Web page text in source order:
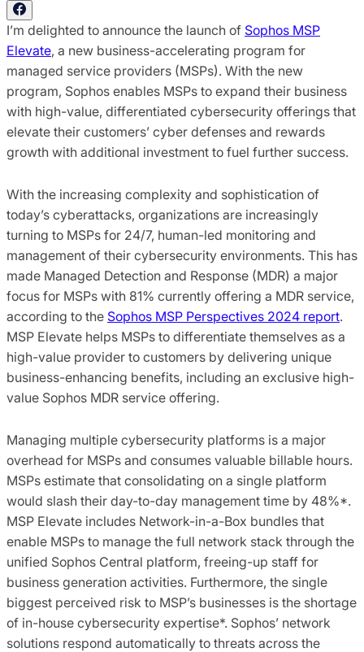
I’m delighted to announce the launch of Sophos MSP
Elevate, a new business-accelerating program for
managed service providers (MSPs). With the new
program, Sophos enables MSPs to expand their business
with high-value, differentiated cybersecurity offerings that
elevate their customers’ cyber defenses and rewards
growth with additional investment to fuel further success.
With the increasing complexity and sophistication of
today’s cyberattacks, organizations are increasingly
turning to MSPs for 24/7, human-led monitoring and
management of their cybersecurity environments. This has
made Managed Detection and Response (MDR) a major
focus for MSPs with 81% currently offering a MDR service,
according to the Sophos MSP Perspectives 2024 report.
MSP Elevate helps MSPs to differentiate themselves as a
high-value provider to customers by delivering unique
business-enhancing benefits, including an exclusive high-
value Sophos MDR service offering.
Managing multiple cybersecurity platforms is a major
overhead for MSPs and consumes valuable billable hours.
MSPs estimate that consolidating on a single platform
would slash their day-to-day management time by 48%*.
MSP Elevate includes Network-in-a-Box bundles that
enable MSPs to manage the full network stack through the
unified Sophos Central platform, freeing-up staff for
business generation activities. Furthermore, the single
biggest perceived risk to MSP’s businesses is the shortage
of in-house cybersecurity expertise*. Sophos’ network
solutions respond automatically to threats across the